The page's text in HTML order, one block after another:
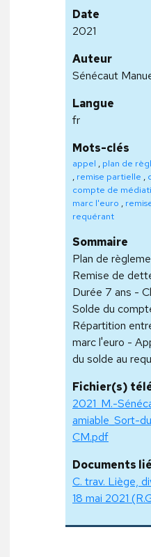
Date
2021
Auteur
Sénécaut
Langue
fr
Mots-clés
appel , plan de
, remise partielle ,
compte de
marc l'euro ,
requérant
Sommaire
Plan de
Remise de
Durée 7 ans -
Solde du
Répartition
marc l'euro -
du solde au
Fichier(s)
2021_M.-
amiable_Sort-
CM.pdf
Documents
C. trav. Liège,
18 mai 2021